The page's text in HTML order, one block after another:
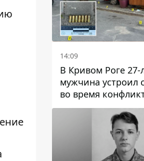
14:09
В Кривом Роге 27-
мужчина устроил
во время
раненый